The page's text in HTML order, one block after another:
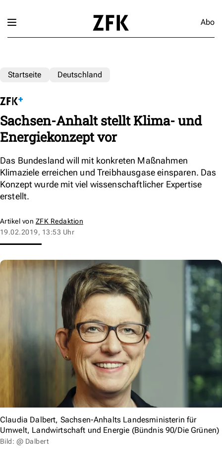
Abo
Startseite Deutschland
Sachsen-Anhalt stellt Klima- und
Energiekonzept vor
Das Bundesland will mit konkreten Maßnahmen
Klimaziele erreichen und Treibhausgase einsparen. Das
Konzept wurde mit viel wissenschaftlicher Expertise
erstellt.
Artikel von ZFK Redaktion
19.02.2019, 13:53 Uhr
Claudia Dalbert, Sachsen-Anhalts Landesministerin für
Umwelt, Landwirtschaft und Energie (Bündnis 90/Die Grünen)
Bild: @ Dalbert